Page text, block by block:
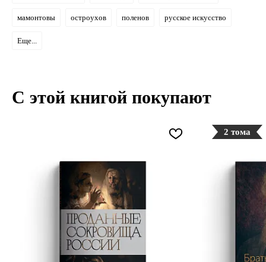
мамонтовы остроухов поленов русское искусство
Еще...
С этой книгой покупают
2 тома